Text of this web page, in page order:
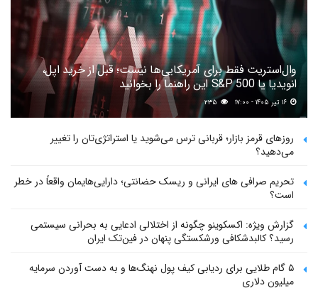
وال‌استریت فقط برای آمریکایی‌ها نیست؛ قبل از خرید اپل،
انویدیا یا S&P 500 این راهنما را بخوانید
۲۳۵
روزهای قرمز بازار؛ قربانی ترس می‌شوید یا استراتژی‌تان را تغییر
می‌دهید؟
تحریم صرافی های ایرانی و ریسک حضانتی؛ دارایی‌هایمان واقعاً در خطر
است؟
گزارش ویژه: اکسکوینو چگونه از اختلالی ادعایی به بحرانی سیستمی
رسید؟ کالبدشکافی ورشکستگی پنهان در فین‌تک ایران
۵ گام طلایی برای ردیابی کیف پول‌ نهنگ‌ها و به دست آوردن سرمایه
میلیون دلاری